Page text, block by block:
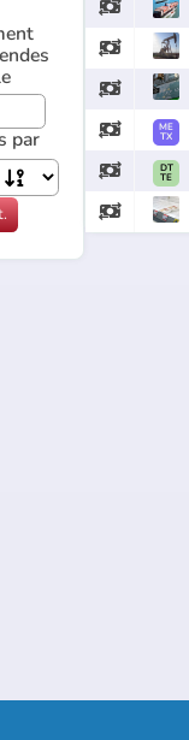
par



 ME
TX
 DT
TE
